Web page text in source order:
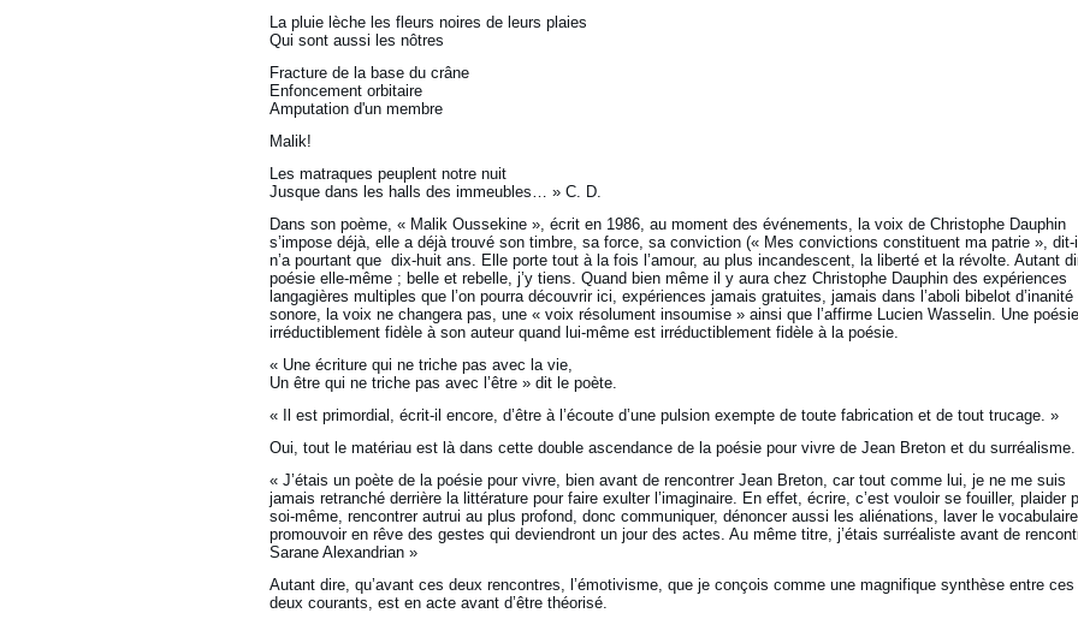
La pluie lèche les fleurs noires de leurs plaies
Qui sont aussi les nôtres
Fracture de la base du crâne
Enfoncement orbitaire
Amputation d'un membre
Malik!
Les matraques peuplent notre nuit
Jusque dans les halls des immeubles… » C. D.
Dans son poème, « Malik Oussekine », écrit en 1986, au moment des événements, la voix de Christophe Dauphin
s’impose déjà, elle a déjà trouvé son timbre, sa force, sa conviction (« Mes convictions constituent ma patrie », dit-
n’a pourtant que dix-huit ans. Elle porte tout à la fois l’amour, au plus incandescent, la liberté et la révolte. Autant
poésie elle-même ; belle et rebelle, j’y tiens. Quand bien même il y aura chez Christophe Dauphin des expériences
langagières multiples que l’on pourra découvrir ici, expériences jamais gratuites, jamais dans l’aboli bibelot d’inanité
sonore, la voix ne changera pas, une « voix résolument insoumise » ainsi que l’affirme Lucien Wasselin. Une poésie
irréductiblement fidèle à son auteur quand lui-même est irréductiblement fidèle à la poésie.
« Une écriture qui ne triche pas avec la vie,
Un être qui ne triche pas avec l’être » dit le poète.
« Il est primordial, écrit-il encore, d’être à l’écoute d’une pulsion exempte de toute fabrication et de tout trucage. »
Oui, tout le matériau est là dans cette double ascendance de la poésie pour vivre de Jean Breton et du surréalisme.
« J’étais un poète de la poésie pour vivre, bien avant de rencontrer Jean Breton, car tout comme lui, je ne me suis
jamais retranché derrière la littérature pour faire exulter l’imaginaire. En effet, écrire, c’est vouloir se fouiller, plaider
soi-même, rencontrer autrui au plus profond, donc communiquer, dénoncer aussi les aliénations, laver le
promouvoir en rêve des gestes qui deviendront un jour des actes. Au même titre, j’étais surréaliste avant de
Sarane Alexandrian »
Autant dire, qu’avant ces deux rencontres, l’émotivisme, que je conçois comme une magnifique synthèse entre ces
deux courants, est en acte avant d’être théorisé.